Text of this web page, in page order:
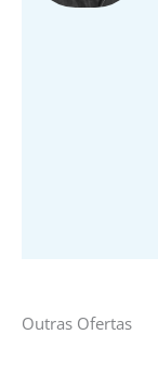
Outras Ofertas